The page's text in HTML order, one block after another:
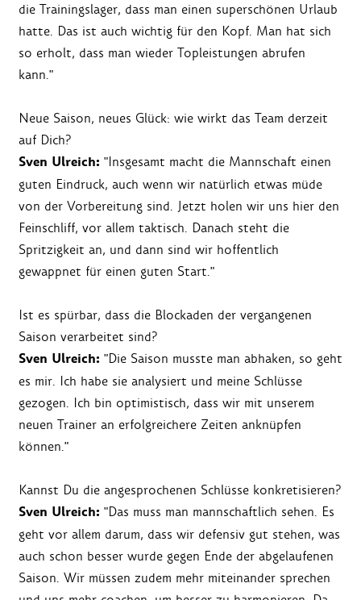
die Trainingslager, dass man einen superschönen Urlaub
hatte. Das ist auch wichtig für den Kopf. Man hat sich
so erholt, dass man wieder Topleistungen abrufen
kann."
Neue Saison, neues Glück: wie wirkt das Team derzeit
auf Dich?
Sven Ulreich: "Insgesamt macht die Mannschaft einen
guten Eindruck, auch wenn wir natürlich etwas müde
von der Vorbereitung sind. Jetzt holen wir uns hier den
Feinschliff, vor allem taktisch. Danach steht die
Spritzigkeit an, und dann sind wir hoffentlich
gewappnet für einen guten Start."
Ist es spürbar, dass die Blockaden der vergangenen
Saison verarbeitet sind?
Sven Ulreich: "Die Saison musste man abhaken, so geht
es mir. Ich habe sie analysiert und meine Schlüsse
gezogen. Ich bin optimistisch, dass wir mit unserem
neuen Trainer an erfolgreichere Zeiten anknüpfen
können."
Kannst Du die angesprochenen Schlüsse konkretisieren?
Sven Ulreich: "Das muss man mannschaftlich sehen. Es
geht vor allem darum, dass wir defensiv gut stehen, was
auch schon besser wurde gegen Ende der abgelaufenen
Saison. Wir müssen zudem mehr miteinander sprechen